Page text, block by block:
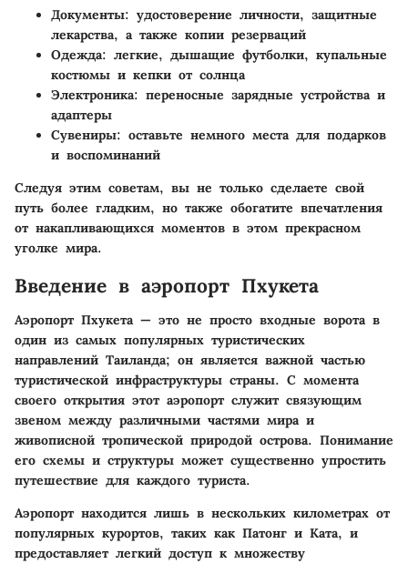
Документы: удостоверение личности, защитные
лекарства, а также копии резерваций
Одежда: легкие, дышащие футболки, купальные
костюмы и кепки от солнца
Электроника: переносные зарядные устройства и
адаптеры
Сувениры: оставьте немного места для подарков
и воспоминаний
Следуя этим советам, вы не только сделаете свой
путь более гладким, но также обогатите впечатления
от накапливающихся моментов в этом прекрасном
уголке мира.
Введение в аэропорт Пхукета
Аэропорт Пхукета — это не просто входные ворота в
один из самых популярных туристических
направлений Таиланда; он является важной частью
туристической инфраструктуры страны. С момента
своего открытия этот аэропорт служит связующим
звеном между различными частями мира и
живописной тропической природой острова. Понимание
его схемы и структуры может существенно упростить
путешествие для каждого туриста.
Аэропорт находится лишь в нескольких километрах от
популярных курортов, таких как Патонг и Ката, и
предоставляет легкий доступ к множеству